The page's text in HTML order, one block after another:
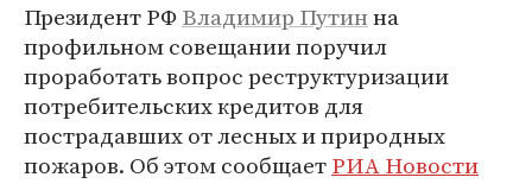
Президент РФВладимир Путинна
профильном совещании поручил
проработать вопрос реструктуризации
потребительских кредитов для
пострадавших от лесных и природных
пожаров. Об этом сообщаетРИА Новости